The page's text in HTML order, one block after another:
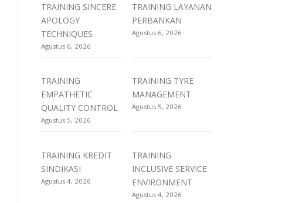
TRAINING SINCERE
APOLOGY
TECHNIQUES
Agustus 6, 2026
TRAINING LAYANAN
PERBANKAN
Agustus 6, 2026
TRAINING
EMPATHETIC
QUALITY CONTROL
Agustus 5, 2026
TRAINING TYRE
MANAGEMENT
Agustus 5, 2026
TRAINING KREDIT
SINDIKASI
Agustus 4, 2026
TRAINING
INCLUSIVE SERVICE
ENVIRONMENT
Agustus 4, 2026